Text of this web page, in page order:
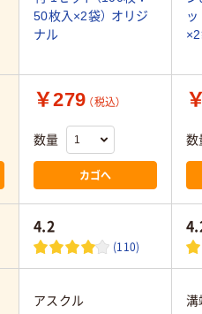
50枚入×2袋） オリジ
ナル
ッ
×2
￥279 （税込）
数量
カゴへ
数
4.2
(110)
アスクル 溝